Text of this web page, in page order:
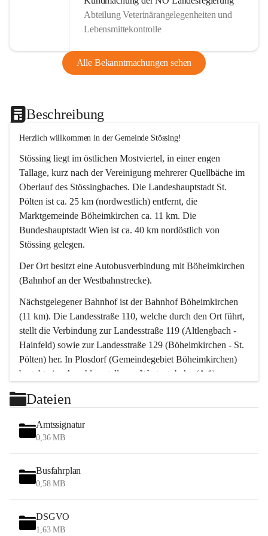
Abteilung Veterinärangelegenheiten und
Lebensmittekontrolle
Alle Bekanntmachungen sehen
Beschreibung
Herzlich willkommen in der Gemeinde Stössing!
Stössing liegt im östlichen Mostviertel, in einer engen
Tallage, kurz nach der Vereinigung mehrerer Quellbäche im
Oberlauf des Stössingbaches. Die Landeshauptstadt St.
Pölten ist ca. 25 km (nordwestlich) entfernt, die
Marktgemeinde Böheimkirchen ca. 11 km. Die
Bundeshauptstadt Wien ist ca. 40 km nordöstlich von
Stössing gelegen.
Der Ort besitzt eine Autobusverbindung mit Böheimkirchen
(Bahnhof an der Westbahnstrecke).
Nächstgelegener Bahnhof ist der Bahnhof Böheimkirchen
(11 km). Die Landesstraße 110, welche durch den Ort führt,
stellt die Verbindung zur Landesstraße 119 (Altlengbach -
Hainfeld) sowie zur Landesstraße 129 (Böheimkirchen - St.
Pölten) her. In Plosdorf (Gemeindegebiet Böheimkirchen)
besteht eine Anschlussstelle zur Westautobahn (A 1).
Wien erreicht man in ca. 45 Minuten.
Stössing zählt noch zum Naherholungsraum Wien sowie
zum Naherholungsraum St. Pölten. Viele Bauernhöfe hatten
„ihre Wiener“. Seit 1960 bauten viele Wiener
Wochenendhäuser im Gemeindegebiet. Wegen des
waldreichen Jagdgebietes haben viele Jagdpächter ihre
Das Wandern ist aus touristischer Sicht die bedeutendste
Tätigkeit. Das hügelige Gebiet mit Wanderwegen durch
Dateien
Amtssignatur
0,36 MB
Busfahrplan
0,58 MB
DSGVO
1,63 MB